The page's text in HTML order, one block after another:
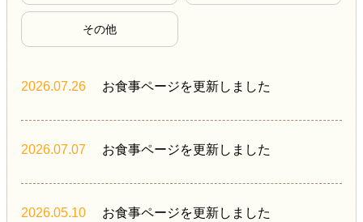
その他
2026.07.26 お食事ページを更新しました
2026.07.07 お食事ページを更新しました
2026.05.10 お食事ページを更新しました